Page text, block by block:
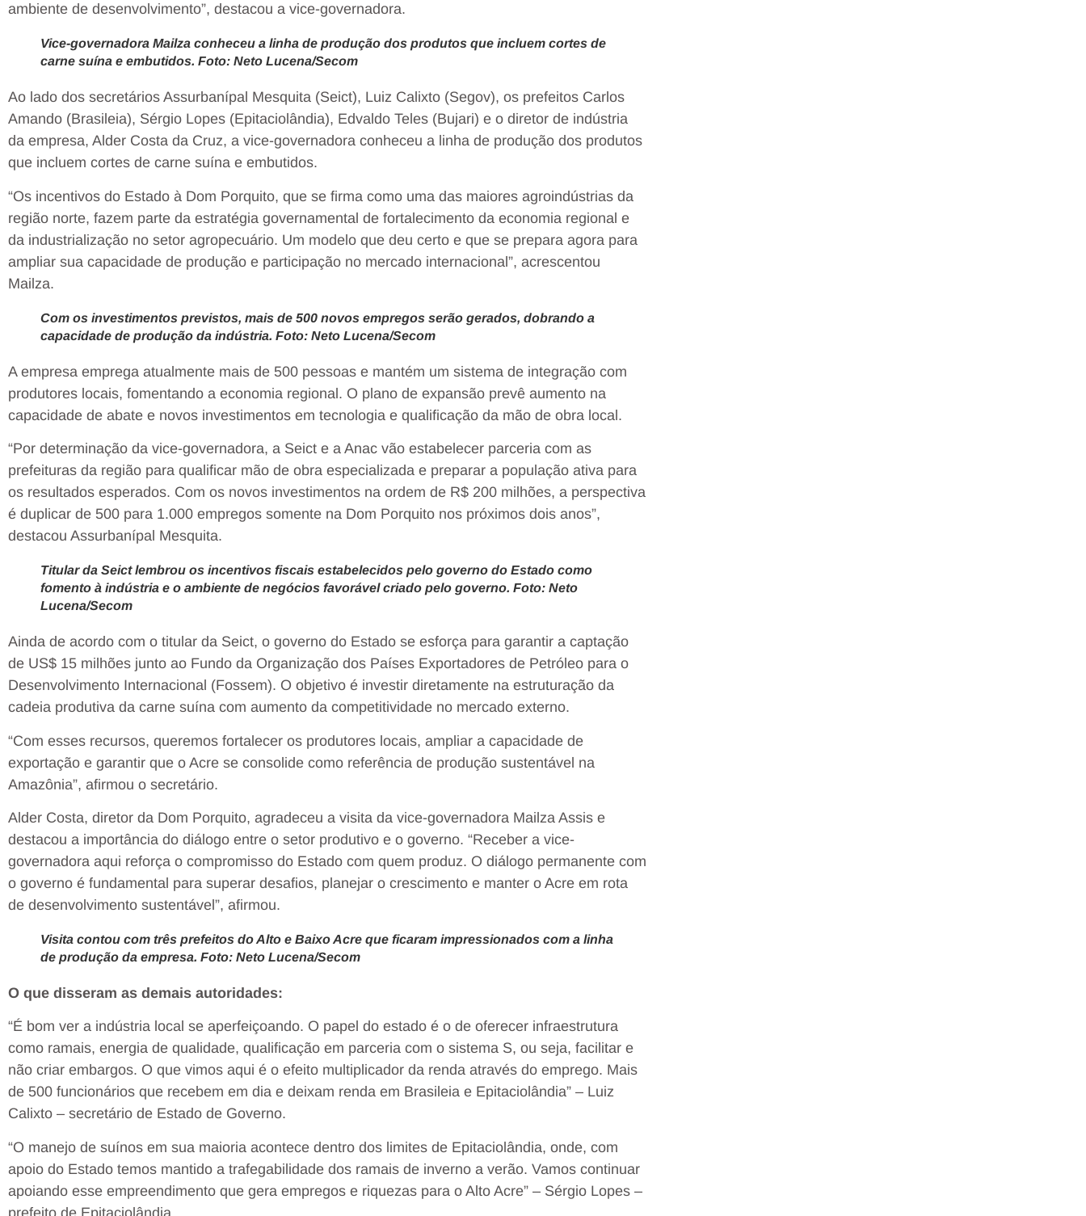
ambiente de desenvolvimento”, destacou a vice-governadora.
Vice-governadora Mailza conheceu a linha de produção dos produtos que incluem cortes de
carne suína e embutidos. Foto: Neto Lucena/Secom
Ao lado dos secretários Assurbanípal Mesquita (Seict), Luiz Calixto (Segov), os prefeitos Carlos
Amando (Brasileia), Sérgio Lopes (Epitaciolândia), Edvaldo Teles (Bujari) e o diretor de indústria
da empresa, Alder Costa da Cruz, a vice-governadora conheceu a linha de produção dos produtos
que incluem cortes de carne suína e embutidos.
“Os incentivos do Estado à Dom Porquito, que se firma como uma das maiores agroindústrias da
região norte, fazem parte da estratégia governamental de fortalecimento da economia regional e
da industrialização no setor agropecuário. Um modelo que deu certo e que se prepara agora para
ampliar sua capacidade de produção e participação no mercado internacional”, acrescentou
Mailza.
Com os investimentos previstos, mais de 500 novos empregos serão gerados, dobrando a
capacidade de produção da indústria. Foto: Neto Lucena/Secom
A empresa emprega atualmente mais de 500 pessoas e mantém um sistema de integração com
produtores locais, fomentando a economia regional. O plano de expansão prevê aumento na
capacidade de abate e novos investimentos em tecnologia e qualificação da mão de obra local.
“Por determinação da vice-governadora, a Seict e a Anac vão estabelecer parceria com as
prefeituras da região para qualificar mão de obra especializada e preparar a população ativa para
os resultados esperados. Com os novos investimentos na ordem de R$ 200 milhões, a perspectiva
é duplicar de 500 para 1.000 empregos somente na Dom Porquito nos próximos dois anos”,
destacou Assurbanípal Mesquita.
Titular da Seict lembrou os incentivos fiscais estabelecidos pelo governo do Estado como
fomento à indústria e o ambiente de negócios favorável criado pelo governo. Foto: Neto
Lucena/Secom
Ainda de acordo com o titular da Seict, o governo do Estado se esforça para garantir a captação
de US$ 15 milhões junto ao Fundo da Organização dos Países Exportadores de Petróleo para o
Desenvolvimento Internacional (Fossem). O objetivo é investir diretamente na estruturação da
cadeia produtiva da carne suína com aumento da competitividade no mercado externo.
“Com esses recursos, queremos fortalecer os produtores locais, ampliar a capacidade de
exportação e garantir que o Acre se consolide como referência de produção sustentável na
Amazônia”, afirmou o secretário.
Alder Costa, diretor da Dom Porquito, agradeceu a visita da vice-governadora Mailza Assis e
destacou a importância do diálogo entre o setor produtivo e o governo. “Receber a vice-
governadora aqui reforça o compromisso do Estado com quem produz. O diálogo permanente com
o governo é fundamental para superar desafios, planejar o crescimento e manter o Acre em rota
de desenvolvimento sustentável”, afirmou.
Visita contou com três prefeitos do Alto e Baixo Acre que ficaram impressionados com a linha
de produção da empresa. Foto: Neto Lucena/Secom
O que disseram as demais autoridades:
“É bom ver a indústria local se aperfeiçoando. O papel do estado é o de oferecer infraestrutura
como ramais, energia de qualidade, qualificação em parceria com o sistema S, ou seja, facilitar e
não criar embargos. O que vimos aqui é o efeito multiplicador da renda através do emprego. Mais
de 500 funcionários que recebem em dia e deixam renda em Brasileia e Epitaciolândia” – Luiz
Calixto – secretário de Estado de Governo.
“O manejo de suínos em sua maioria acontece dentro dos limites de Epitaciolândia, onde, com
apoio do Estado temos mantido a trafegabilidade dos ramais de inverno a verão. Vamos continuar
apoiando esse empreendimento que gera empregos e riquezas para o Alto Acre” – Sérgio Lopes –
prefeito de Epitaciolândia.